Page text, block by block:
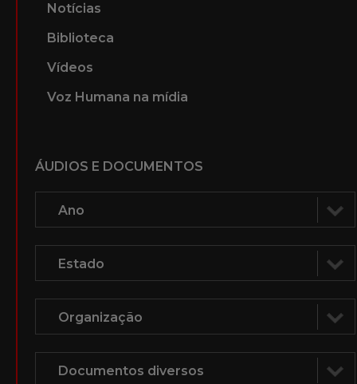
Notícias
Biblioteca
Vídeos
Voz Humana na mídia
ÁUDIOS E DOCUMENTOS